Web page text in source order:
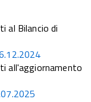
al Bilancio di
all'aggiornamento